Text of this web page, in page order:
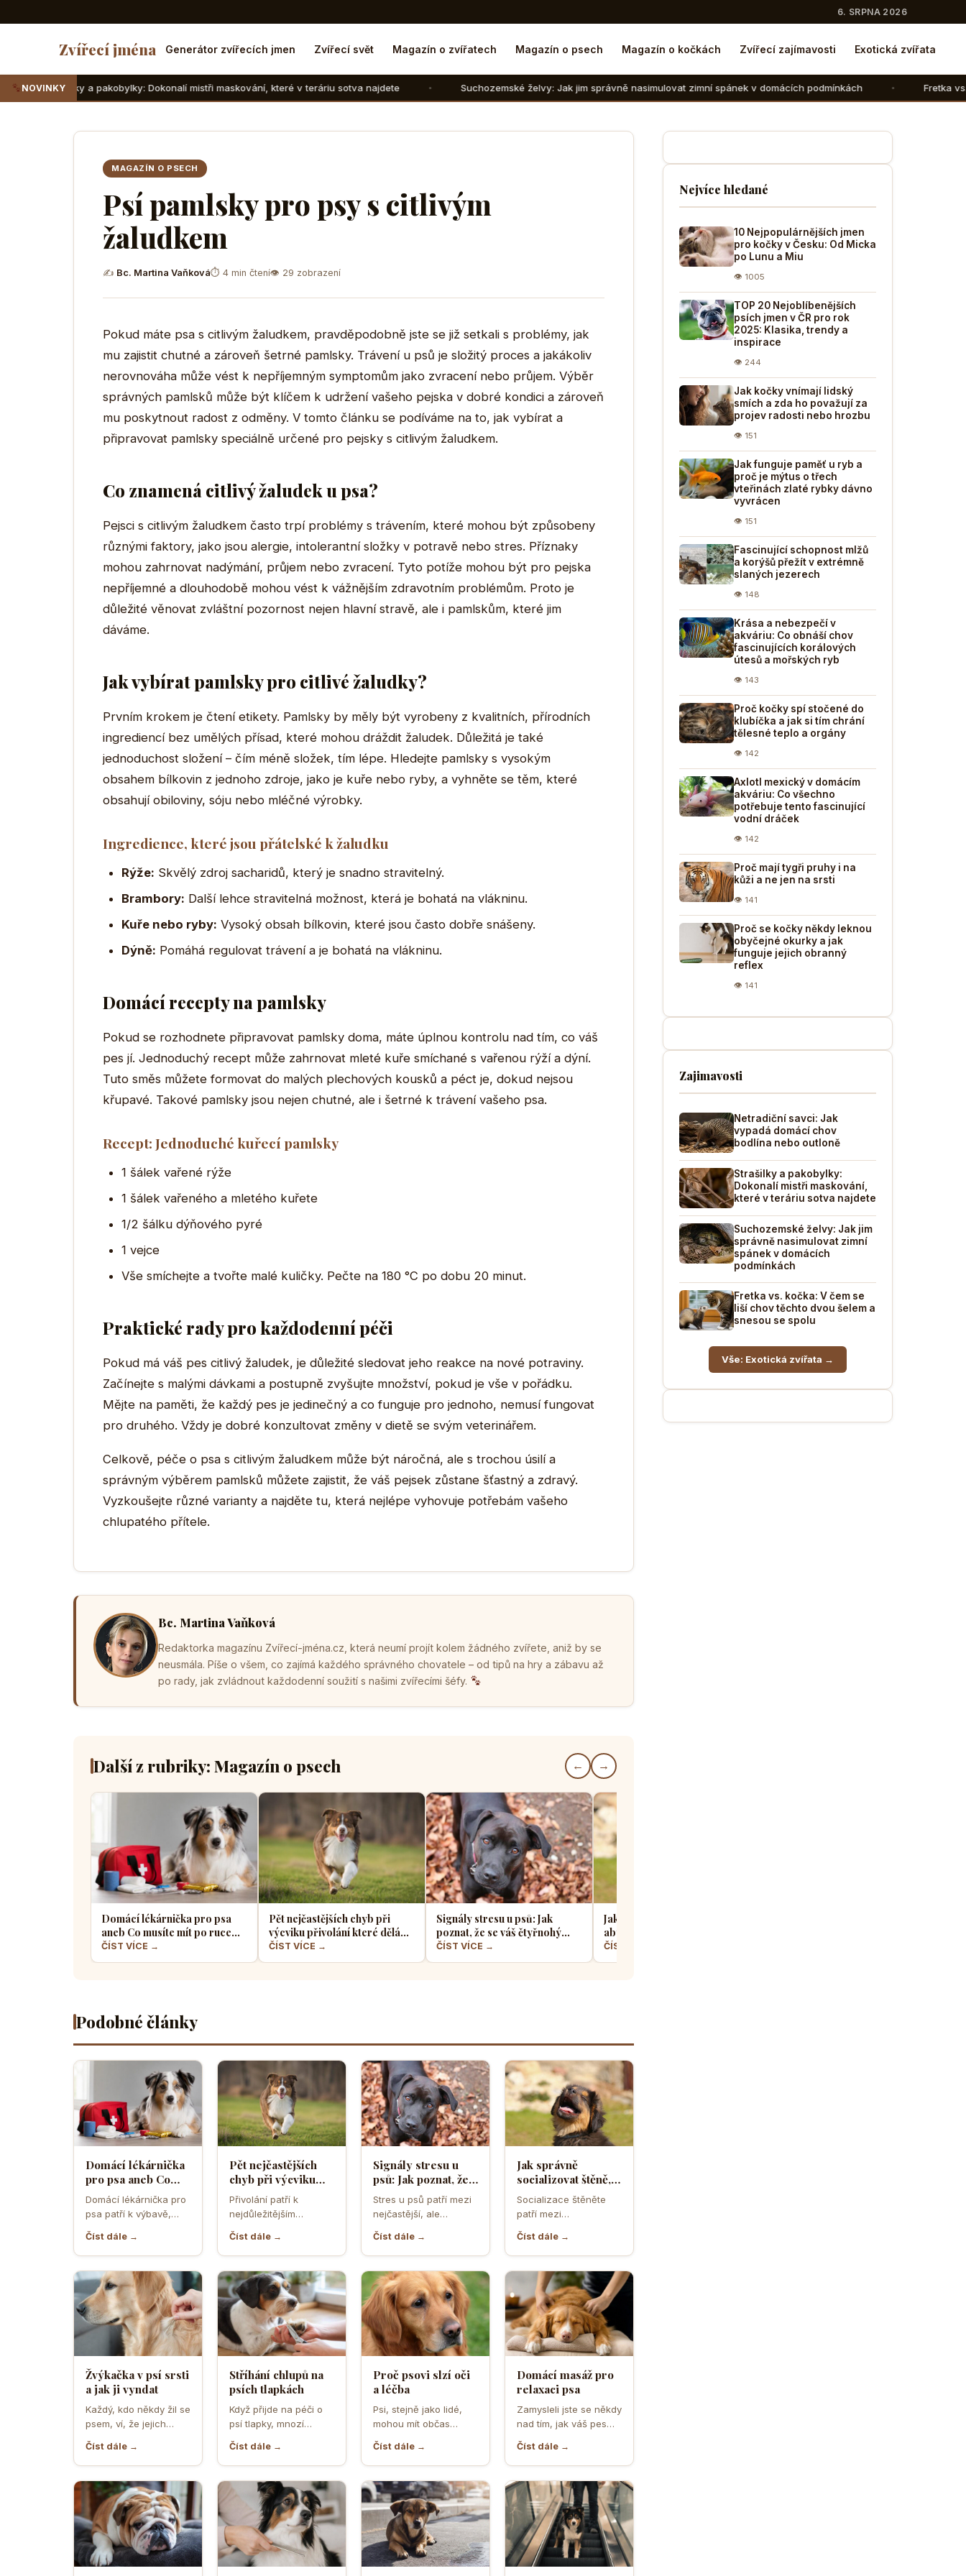
6. SRPNA 2026
Zvířecí jména Generátor zvířecích jmen Zvířecí svět Magazín o zvířatech Magazín o psech Magazín o kočkách Zvířecí zajímavosti Exotická zvířata
NOVINKY
a pakobylky: Dokonalí mistři maskování, které v teráriu sotva najdete Suchozemské želvy: Jak jim správně nasimulovat zimní spánek v domácích podmínkách Fretka vs. kočka: V čem
MAGAZÍN O PSECH
Psí pamlsky pro psy s citlivým
žaludkem
✍ Bc. Martina Vaňková⏱ 4 min čtení👁 29 zobrazení
Pokud máte psa s citlivým žaludkem, pravděpodobně jste se již setkali s problémy, jak
mu zajistit chutné a zároveň šetrné pamlsky. Trávení u psů je složitý proces a jakákoliv
nerovnováha může vést k nepříjemným symptomům jako zvracení nebo průjem. Výběr
správných pamlsků může být klíčem k udržení vašeho pejska v dobré kondici a zároveň
mu poskytnout radost z odměny. V tomto článku se podíváme na to, jak vybírat a
připravovat pamlsky speciálně určené pro pejsky s citlivým žaludkem.
Co znamená citlivý žaludek u psa?
Pejsci s citlivým žaludkem často trpí problémy s trávením, které mohou být způsobeny
různými faktory, jako jsou alergie, intolerantní složky v potravě nebo stres. Příznaky
mohou zahrnovat nadýmání, průjem nebo zvracení. Tyto potíže mohou být pro pejska
nepříjemné a dlouhodobě mohou vést k vážnějším zdravotním problémům. Proto je
důležité věnovat zvláštní pozornost nejen hlavní stravě, ale i pamlskům, které jim
dáváme.
Jak vybírat pamlsky pro citlivé žaludky?
Prvním krokem je čtení etikety. Pamlsky by měly být vyrobeny z kvalitních, přírodních
ingrediencí bez umělých přísad, které mohou dráždit žaludek. Důležitá je také
jednoduchost složení – čím méně složek, tím lépe. Hledejte pamlsky s vysokým
obsahem bílkovin z jednoho zdroje, jako je kuře nebo ryby, a vyhněte se těm, které
obsahují obiloviny, sóju nebo mléčné výrobky.
Ingredience, které jsou přátelské k žaludku
Rýže: Skvělý zdroj sacharidů, který je snadno stravitelný.
Brambory: Další lehce stravitelná možnost, která je bohatá na vlákninu.
Kuře nebo ryby: Vysoký obsah bílkovin, které jsou často dobře snášeny.
Dýně: Pomáhá regulovat trávení a je bohatá na vlákninu.
Domácí recepty na pamlsky
Pokud se rozhodnete připravovat pamlsky doma, máte úplnou kontrolu nad tím, co váš
pes jí. Jednoduchý recept může zahrnovat mleté kuře smíchané s vařenou rýží a dýní.
Tuto směs můžete formovat do malých plechových kousků a péct je, dokud nejsou
křupavé. Takové pamlsky jsou nejen chutné, ale i šetrné k trávení vašeho psa.
Recept: Jednoduché kuřecí pamlsky
1 šálek vařené rýže
1 šálek vařeného a mletého kuřete
1/2 šálku dýňového pyré
1 vejce
Vše smíchejte a tvořte malé kuličky. Pečte na 180 °C po dobu 20 minut.
Praktické rady pro každodenní péči
Pokud má váš pes citlivý žaludek, je důležité sledovat jeho reakce na nové potraviny.
Začínejte s malými dávkami a postupně zvyšujte množství, pokud je vše v pořádku.
Mějte na paměti, že každý pes je jedinečný a co funguje pro jednoho, nemusí fungovat
pro druhého. Vždy je dobré konzultovat změny v dietě se svým veterinářem.
Celkově, péče o psa s citlivým žaludkem může být náročná, ale s trochou úsilí a
správným výběrem pamlsků můžete zajistit, že váš pejsek zůstane šťastný a zdravý.
Vyzkoušejte různé varianty a najděte tu, která nejlépe vyhovuje potřebám vašeho
chlupatého přítele.
Bc. Martina Vaňková
Redaktorka magazínu Zvířecí-jména.cz, která neumí projít kolem žádného zvířete, aniž by se
neusmála. Píše o všem, co zajímá každého správného chovatele – od tipů na hry a zábavu až
po rady, jak zvládnout každodenní soužití s našimi zvířecími šéfy.
Další z rubriky: Magazín o psech ← →
Domácí lékárnička pro psa
aneb Co musíte mít po ruce
pro případ nouze
ČÍST VÍCE →
Pět nejčastějších chyb při
výcviku přivolání které dělá
většina pejskařů
ČÍST VÍCE →
Signály stresu u psů: Jak
poznat, že se váš čtyřnohý
přítel necítí komfortně
ČÍST VÍCE →
Jak správně socializovat štěně,
aby z něj vyrostl sebevědomý
a klidný pes
ČÍST VÍCE →
Podobné články
Domácí lékárnička
pro psa aneb Co
musíte mít po ruce
pro případ nouze
Domácí lékárnička pro
psa patří k výbavě,
rozhodující chvíli
ušetřit čas,…
Číst dále →
Pět nejčastějších
chyb při výcviku
přivolání které dělá
většina pejskařů
Přivolání patří k
nejdůležitějším
protože rozhoduje o
bezpečí, pohodě i o
tom,…
Číst dále →
Signály stresu u
psů: Jak poznat, že
se váš čtyřnohý
přítel necítí
komfortně
Stres u psů patří mezi
nejčastější, ale
nejpodceňovanější
problémy každodenní
péče. Může se…
Číst dále →
Jak správně
socializovat štěně,
aby z něj vyrostl
sebevědomý a
klidný pes
Socializace štěněte
patří mezi
prvních měsíců života.
Právě v tomto období
se…
Číst dále →
Žvýkačka v psí srsti
a jak ji vyndat
Každý, kdo někdy žil se
psem, ví, že jejich
zvědavost a touha
zkoumat svět…
Číst dále →
Stříhání chlupů na
psích tlapkách
Když přijde na péči o
psí tlapky, mnozí
majitelé zvířat netuší,
jak důležité je…
Číst dále →
Proč psovi slzí oči
a léčba
Psi, stejně jako lidé,
mohou mít občas
problémy s očima, a
jedním z
nejčastějších…
Číst dále →
Domácí masáž pro
relaxaci psa
Zamysleli jste se někdy
nad tím, jak váš pes
vnímá vaši přítomnost?
Často se…
Číst dále →
Nejvíce hledané
10 Nejpopulárnějších jmen
pro kočky v Česku: Od Micka
po Lunu a Miu
👁 1005
TOP 20 Nejoblíbenějších
psích jmen v ČR pro rok
2025: Klasika, trendy a
inspirace
👁 244
Jak kočky vnímají lidský
smích a zda ho považují za
projev radosti nebo hrozbu
👁 151
Jak funguje paměť u ryb a
proč je mýtus o třech
vteřinách zlaté rybky dávno
vyvrácen
👁 151
Fascinující schopnost mlžů
a korýšů přežít v extrémně
slaných jezerech
👁 148
Krása a nebezpečí v
akváriu: Co obnáší chov
fascinujících korálových
útesů a mořských ryb
👁 143
Proč kočky spí stočené do
klubíčka a jak si tím chrání
tělesné teplo a orgány
👁 142
Axlotl mexický v domácím
akváriu: Co všechno
potřebuje tento fascinující
vodní dráček
👁 142
Proč mají tygři pruhy i na
kůži a ne jen na srsti
👁 141
Proč se kočky někdy leknou
obyčejné okurky a jak
funguje jejich obranný
reflex
👁 141
Zajimavosti
Netradiční savci: Jak
vypadá domácí chov
bodlína nebo outloně
Strašilky a pakobylky:
Dokonalí mistři maskování,
které v teráriu sotva najdete
Suchozemské želvy: Jak jim
správně nasimulovat zimní
spánek v domácích
podmínkách
Fretka vs. kočka: V čem se
liší chov těchto dvou šelem a
snesou se spolu
Vše: Exotická zvířata →